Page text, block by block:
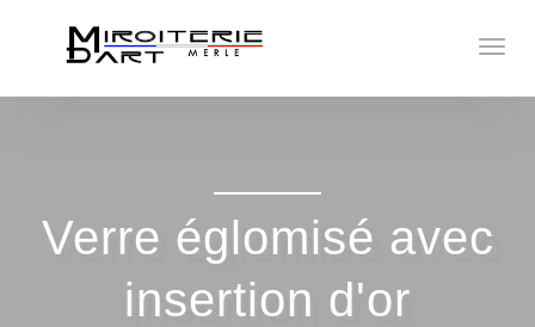
Verre églomisé avec
insertion d'or